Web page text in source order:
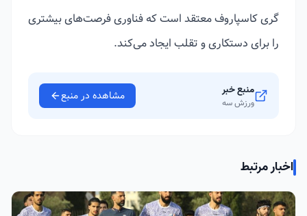
گری کاسپاروف معتقد است که فناوری فرصت‌های بیشتری
را برای دستکاری و تقلب ایجاد می‌کند.
منبع خبر
ورزش سه مشاهده در منبع
اخبار مرتبط